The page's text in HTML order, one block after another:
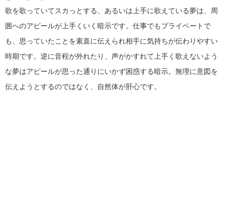
歌を歌っていてスカっとする、あるいは上手に歌えている夢は、周
囲へのアピールが上手くいく暗示です。仕事でもプライベートで
も、思っていたことを素直に伝えられ相手に気持ちが伝わりやすい
時期です。逆に音程が外れたり、声がかすれて上手く歌えないよう
な夢はアピールが思った通りにいかず困惑する暗示。無理に意図を
伝えようとするのではなく、自然体が肝心です。